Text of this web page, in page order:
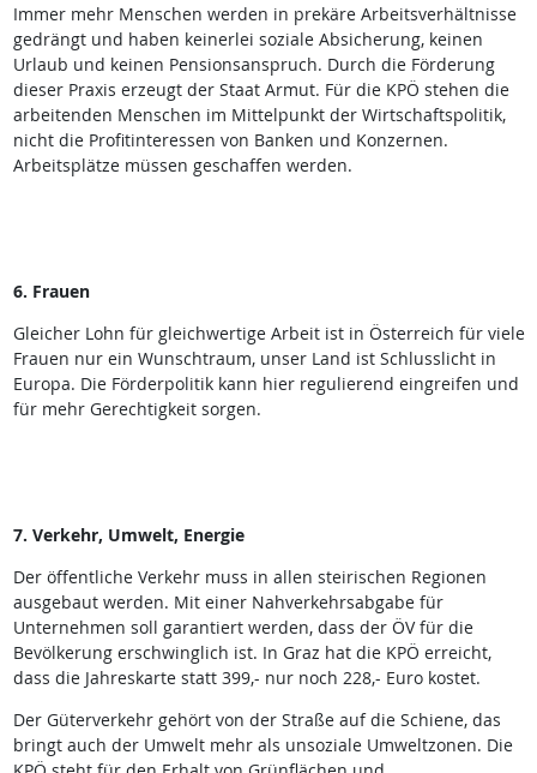
Immer mehr Menschen werden in prekäre Arbeitsverhältnisse
gedrängt und haben keinerlei soziale Absicherung, keinen
Urlaub und keinen Pensionsanspruch. Durch die Förderung
dieser Praxis erzeugt der Staat Armut. Für die KPÖ stehen die
arbeitenden Menschen im Mittelpunkt der Wirtschaftspolitik,
nicht die Profitinteressen von Banken und Konzernen.
Arbeitsplätze müssen geschaffen werden.
6. Frauen
Gleicher Lohn für gleichwertige Arbeit ist in Österreich für viele
Frauen nur ein Wunschtraum, unser Land ist Schlusslicht in
Europa. Die Förderpolitik kann hier regulierend eingreifen und
für mehr Gerechtigkeit sorgen.
7. Verkehr, Umwelt, Energie
Der öffentliche Verkehr muss in allen steirischen Regionen
ausgebaut werden. Mit einer Nahverkehrsabgabe für
Unternehmen soll garantiert werden, dass der ÖV für die
Bevölkerung erschwinglich ist. In Graz hat die KPÖ erreicht,
dass die Jahreskarte statt 399,- nur noch 228,- Euro kostet.
Der Güterverkehr gehört von der Straße auf die Schiene, das
bringt auch der Umwelt mehr als unsoziale Umweltzonen. Die